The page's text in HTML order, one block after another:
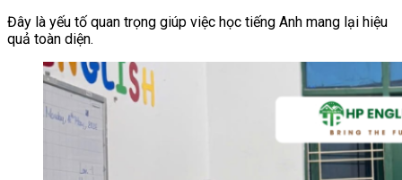
Đây là yếu tố quan trọng giúp việc học tiếng Anh mang lại hiệu
quả toàn diện.